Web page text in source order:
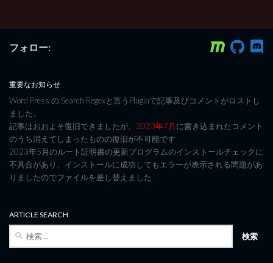
フォロー:
重要なお知らせ
Word Press の Search Regexと言うPluginで記事及びコメントがロストし
ました。
記事はおおよそ復旧できましたが、 2023年7月に書き込まれたコメント
のうち消えてしまったものの復旧が不可能です
2023年5月のルート証明書の更新プログラムのインストールチェックに
不具合があり、インストールに成功してもエラーが表示される問題があ
りましたのでファイルを差し替えました
ARTICLE SEARCH
検